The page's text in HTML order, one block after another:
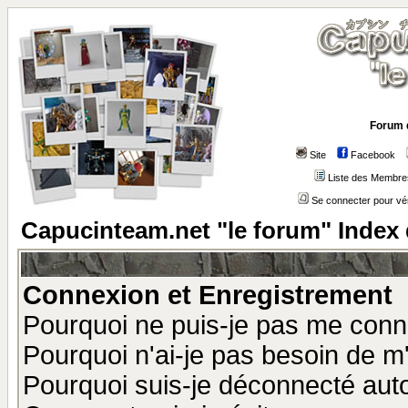
Forum
Site Facebook
Liste des
Se connecter pour
Capucinteam.net "le forum" Index
Connexion et Enregistrement
Pourquoi ne puis-je pas me
Pourquoi n'ai-je pas besoin de
Pourquoi suis-je déconnecté